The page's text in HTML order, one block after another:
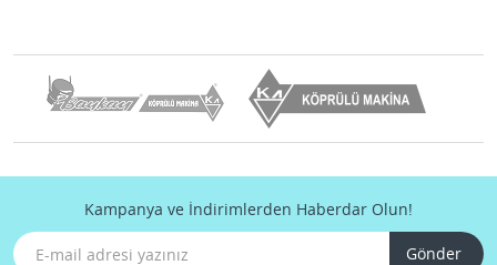
Kampanya ve İndirimlerden Haberdar Olun!
Gönder